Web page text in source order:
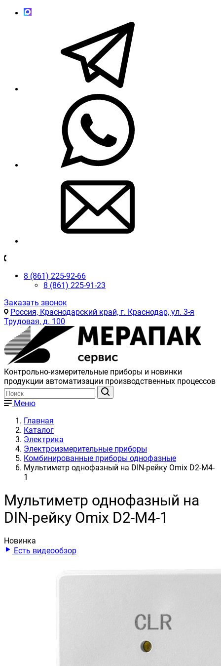
8 (861) 225-92-66
8 (861) 225-91-23
Заказать звонок
Россия, Краснодарский край, г. Краснодар, ул. 3-я
Трудовая, д. 100
Контрольно-измерительные приборы и новинки
продукции автоматизации производственных процессов
Меню
Главная
Каталог
Электрика
Электроизмерительные приборы
Комбинированные приборы однофазные
Мультиметр однофазный на DIN-рейку Omix D2-M4-
1
Мультиметр однофазный на
DIN-рейку Omix D2-M4-1
Новинка
Есть видеообзор